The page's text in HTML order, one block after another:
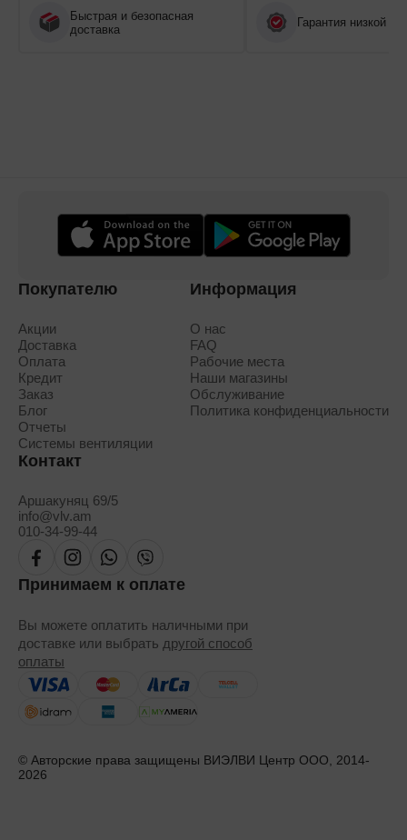
Быстрая и безопасная
доставка
Гарантия низкой
Покупателю
Акции
Доставка
Оплата
Кредит
Заказ
Блог
Отчеты
Системы вентиляции
Информация
О нас
FAQ
Рабочие места
Наши магазины
Обслуживание
Политика конфиденциальности
Контакт
Аршакуняц 69/5
info@vlv.am
010-34-99-44
Принимаем к оплате
Вы можете оплатить наличными при
доставке или выбрать другой способ
оплаты
© Авторские права защищены ВИЭЛВИ Центр ООО, 2014-
2026